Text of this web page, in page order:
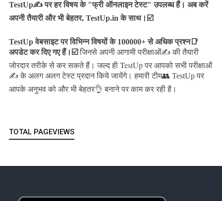
TestUp✍️ पर हर विषय के "फ्री ऑनलाइन टेस्ट" उपलब्ध हैं। अब करें
अपनी तैयारी और भी बेहतर, TestUp.in के साथ।☑️
TestUp वेबसाइट पर विभिन्न विषयों के 100000+ से अधिक प्रश्न📑
अपडेट कर दिए गए हैं। ☑️ जिनसे अपनी आगामी परीक्षाओं✍️ की तैयारी
जोरदार तरीके से कर सकते हैं।जल्द ही TestUp पर आपको सभी परीक्षाओं
✍️ के अलग अलग टेस्ट प्रदान किये जायेंगे। हमारी टीम👥 TestUp पर
आपके अनुभव को और भी बेहतर👌 बनाने पर काम कर रही है।
TOTAL PAGEVIEWS